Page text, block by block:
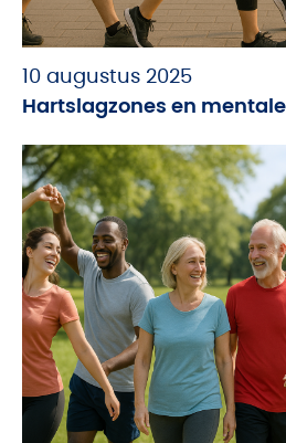
10 augustus 2025
Hartslagzones en